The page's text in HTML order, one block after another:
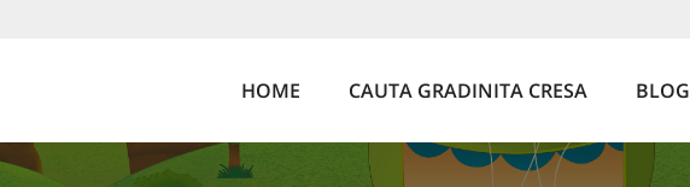
HOME CAUTA GRADINITA CRESA BLOG